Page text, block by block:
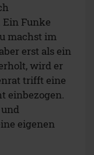
Funke
machst im
erst als ein
wird er
trifft eine
einbezogen.
eigenen